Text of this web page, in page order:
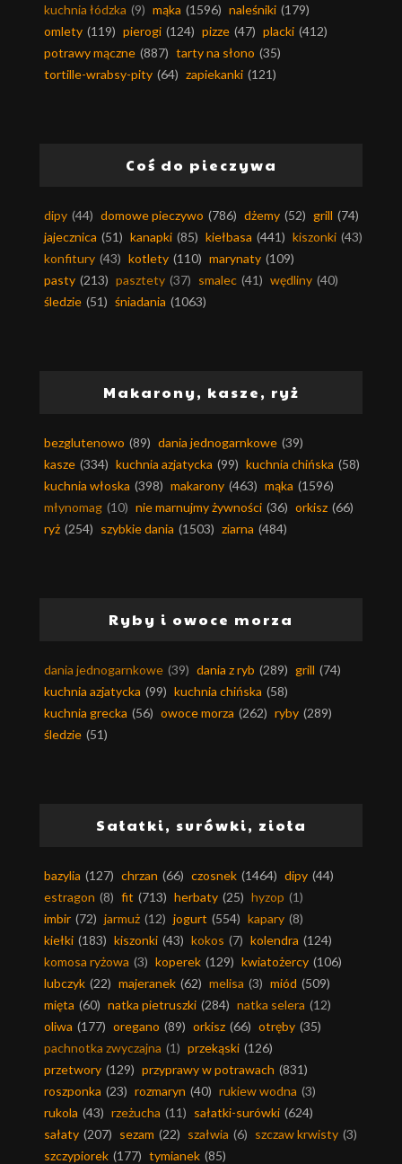
kuchnia łódzka (9) mąka (1596) naleśniki (179)
omlety (119) pierogi (124) pizze (47) placki (412)
potrawy mączne (887) tarty na słono (35)
tortille-wrabsy-pity (64) zapiekanki (121)
Coś do pieczywa
dipy (44) domowe pieczywo (786) dżemy (52) grill (74)
jajecznica (51) kanapki (85) kiełbasa (441) kiszonki (43)
konfitury (43) kotlety (110) marynaty (109)
pasty (213) pasztety (37) smalec (41) wędliny (40)
śledzie (51) śniadania (1063)
Makarony, kasze, ryż
bezglutenowo (89) dania jednogarnkowe (39)
kasze (334) kuchnia azjatycka (99) kuchnia chińska (58)
kuchnia włoska (398) makarony (463) mąka (1596)
młynomag (10) nie marnujmy żywności (36) orkisz (66)
ryż (254) szybkie dania (1503) ziarna (484)
Ryby i owoce morza
dania jednogarnkowe (39) dania z ryb (289) grill (74)
kuchnia azjatycka (99) kuchnia chińska (58)
kuchnia grecka (56) owoce morza (262) ryby (289)
śledzie (51)
Sałatki, surówki, zioła
bazylia (127) chrzan (66) czosnek (1464) dipy (44)
estragon (8) fit (713) herbaty (25) hyzop (1)
imbir (72) jarmuż (12) jogurt (554) kapary (8)
kiełki (183) kiszonki (43) kokos (7) kolendra (124)
komosa ryżowa (3) koperek (129) kwiatożercy (106)
lubczyk (22) majeranek (62) melisa (3) miód (509)
mięta (60) natka pietruszki (284) natka selera (12)
oliwa (177) oregano (89) orkisz (66) otręby (35)
pachnotka zwyczajna (1) przekąski (126)
przetwory (129) przyprawy w potrawach (831)
roszponka (23) rozmaryn (40) rukiew wodna (3)
rukola (43) rzeżucha (11) sałatki-surówki (624)
sałaty (207) sezam (22) szałwia (6) szczaw krwisty (3)
szczypiorek (177) tymianek (85)